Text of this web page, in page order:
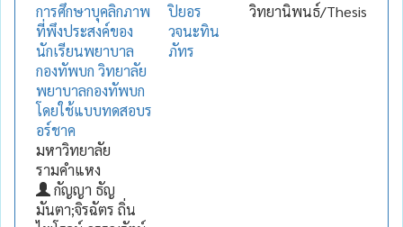
การศึกษาบุคลิกภาพ
ที่พึงประสงค์ของ
นักเรียนพยาบาล
กองทัพบก วิทยาลัย
พยาบาลกองทัพบก
โดยใช้แบบทดสอบร
อร์ชาค
มหาวิทยาลัย
รามคำแหง
กัญญา ธัญ
มันตา;จิรฉัตร ถิ่น
ปิยอร
วจนะทิน
ภัทร
วิทยานิพนธ์/Thesis